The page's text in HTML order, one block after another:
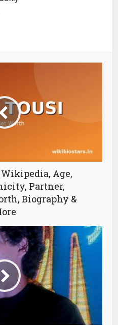
Age,
Partner,
Biography &